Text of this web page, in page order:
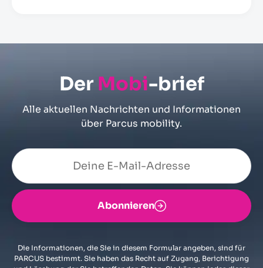
Der Mobi-brief
Alle aktuellen Nachrichten und Informationen
über Parcus mobility.
Abonnieren
Die Informationen, die Sie in diesem Formular angeben, sind für
PARCUS bestimmt. Sie haben das Recht auf Zugang, Berichtigung